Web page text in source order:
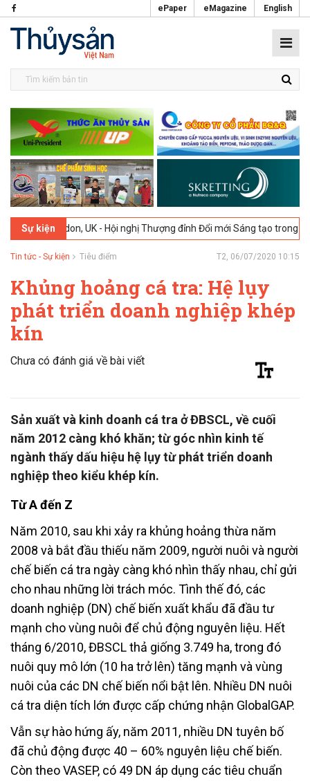
ePaper eMagazine English
Sự kiện
London, UK - Hội nghị Thượng đỉnh Đổi mới Sáng tạo trong Ngành
Tin tức - Sự kiện Tiêu điểm T2, 06/07/2020 10:15
Khủng hoảng cá tra: Hệ lụy
phát triển doanh nghiệp khép
kín
Chưa có đánh giá về bài viết
Sản xuất và kinh doanh cá tra ở ĐBSCL, về cuối
năm 2012 càng khó khăn; từ góc nhìn kinh tế
ngành thấy dấu hiệu hệ lụy từ phát triển doanh
nghiệp theo kiểu khép kín.
Từ A đến Z
Năm 2010, sau khi xảy ra khủng hoảng thừa năm
2008 và bắt đầu thiếu năm 2009, người nuôi và người
chế biến cá tra ngày càng khó nhìn thấy nhau, chỉ gửi
cho nhau những lời trách móc. Tình thế đó, các
doanh nghiệp (DN) chế biến xuất khẩu đã đầu tư
mạnh cho vùng nuôi để chủ động nguyên liệu. Hết
tháng 6/2010, ĐBSCL thả giống 3.749 ha, trong đó
nuôi quy mô lớn (10 ha trở lên) tăng mạnh và vùng
nuôi của các DN chế biến nổi bật lên. Nhiều DN nuôi
cá tra diện tích lớn được cấp chứng nhận GlobalGAP.
Vẫn sự hào hứng ấy, năm 2011, nhiều DN tuyên bố
đã chủ động được 40 – 60% nguyên liệu chế biến.
Còn theo VASEP, có 49 DN áp dụng các tiêu chuẩn